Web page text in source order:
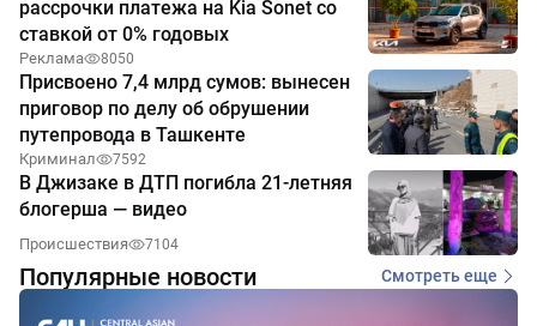
рассрочки платежа на Kia Sonet со
ставкой от 0% годовых
Реклама 8050
Присвоено 7,4 млрд сумов: вынесен
приговор по делу об обрушении
путепровода в Ташкенте
Криминал 7592
В Джизаке в ДТП погибла 21-летняя
блогерша — видео
Происшествия 7104
Популярные новости Смотреть еще